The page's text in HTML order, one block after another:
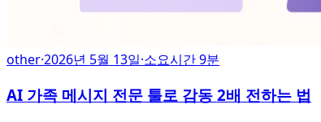
other·2026년 5월 13일·소요시간 9분
AI 가족 메시지 전문 툴로 감동 2배 전하는 법